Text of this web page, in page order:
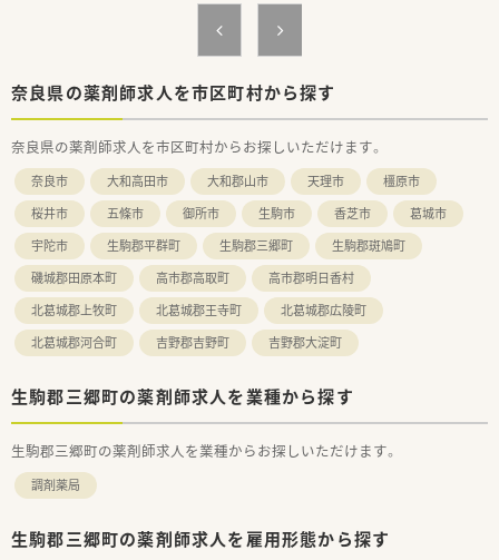
奈良県の薬剤師求人を市区町村から探す
奈良県の薬剤師求人を市区町村からお探しいただけます。
奈良市 大和高田市 大和郡山市 天理市
橿原市
桜井市
五條市 御所市 生駒市 香芝市
葛城市
宇陀市
生駒郡平群町 生駒郡三郷町
生駒郡斑鳩町
磯城郡田原本町
高市郡高取町
高市郡明日香村
北葛城郡上牧町
北葛城郡王寺町
北葛城郡広陵町
北葛城郡河合町
吉野郡吉野町 吉野郡大淀町
生駒郡三郷町の薬剤師求人を業種から探す
生駒郡三郷町の薬剤師求人を業種からお探しいただけます。
調剤薬局
生駒郡三郷町の薬剤師求人を雇用形態から探す